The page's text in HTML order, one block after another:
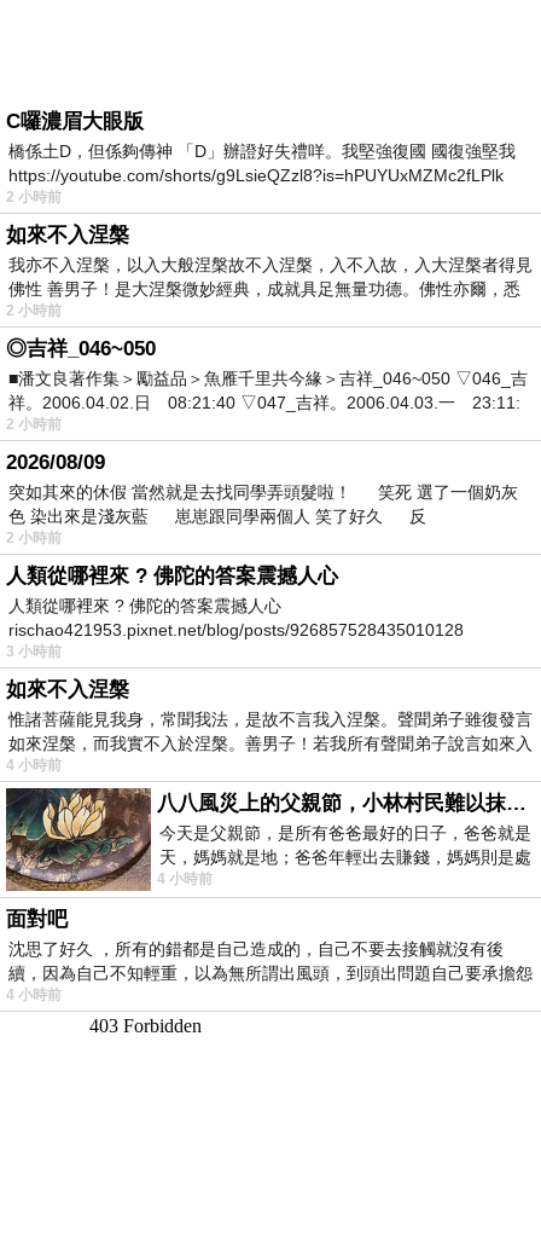
C囉濃眉大眼版
橋係土D，但係夠傳神 「D」辦證好失禮咩。我堅強復國 國復強堅我
https://youtube.com/shorts/g9LsieQZzl8?is=hPUYUxMZMc2fLPlk
2 小時前
如來不入涅槃
我亦不入涅槃，以入大般涅槃故不入涅槃，入不入故，入大涅槃者得見
佛性 善男子！是大涅槃微妙經典，成就具足無量功德。佛性亦爾，悉
2 小時前
◎吉祥_046~050
■潘文良著作集＞勵益品＞魚雁千里共今緣＞吉祥_046~050 ▽046_吉
祥。2006.04.02.日 08:21:40 ▽047_吉祥。2006.04.03.一 23:11:
2 小時前
2026/08/09
突如其來的休假 當然就是去找同學弄頭髮啦！ 笑死 選了一個奶灰
色 染出來是淺灰藍 崽崽跟同學兩個人 笑了好久 反
2 小時前
人類從哪裡來 ? 佛陀的答案震撼人心
人類從哪裡來 ? 佛陀的答案震撼人心
rischao421953.pixnet.net/blog/posts/926857528435010128
3 小時前
如來不入涅槃
惟諸菩薩能見我身，常聞我法，是故不言我入涅槃。聲聞弟子雖復發言
如來涅槃，而我實不入於涅槃。善男子！若我所有聲聞弟子說言如來入
4 小時前
八八風災上的父親節，小林村民難以抹滅的痛
今天是父親節，是所有爸爸最好的日子，爸爸就是
天，媽媽就是地；爸爸年輕出去賺錢，媽媽則是處
理家務，職業不分高低貴賤，只有人品才
4 小時前
面對吧
沈思了好久 ，所有的錯都是自己造成的，自己不要去接觸就沒有後
續，因為自己不知輕重，以為無所謂出風頭，到頭出問題自己要承擔怨
不
4 小時前